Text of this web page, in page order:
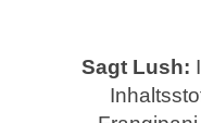
Sagt Lush: